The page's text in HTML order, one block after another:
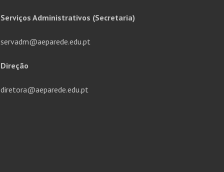
Serviços Administrativos (Secretaria)
servadm@aeparede.edu.pt
Direção
diretora@aeparede.edu.pt